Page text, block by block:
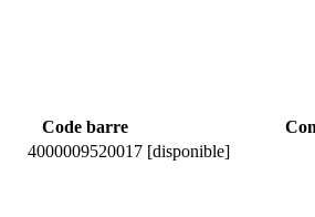
Code barre
4000009520017 [disponible]